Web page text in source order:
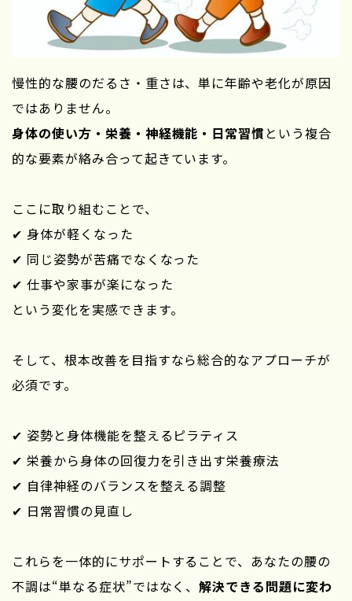
慢性的な腰のだるさ・重さは、単に年齢や老化が原因
ではありません。
身体の使い方・栄養・神経機能・日常習慣という複合
的な要素が絡み合って起きています。
ここに取り組むことで、
✔ 身体が軽くなった
✔ 同じ姿勢が苦痛でなくなった
✔ 仕事や家事が楽になった
という変化を実感できます。
そして、根本改善を目指すなら総合的なアプローチが
必須です。
✔ 姿勢と身体機能を整えるピラティス
✔ 栄養から身体の回復力を引き出す栄養療法
✔ 自律神経のバランスを整える調整
✔ 日常習慣の見直し
これらを一体的にサポートすることで、あなたの腰の
不調は“単なる症状”ではなく、解決できる問題に変わ